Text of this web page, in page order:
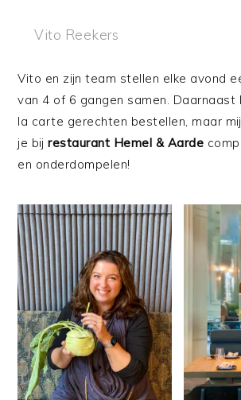
Vito Reekers
Vito en zijn team stellen elke avond
van 4 of 6 gangen samen. Daarnaast
la carte gerechten bestellen, maar
je bijrestaurant Hemel & Aarde
en onderdompelen!